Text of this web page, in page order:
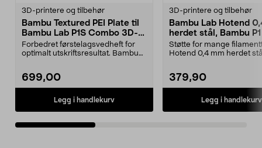
3D-printere og tilbehør
Bambu Textured PEI Plate til
Bambu Lab P1S Combo 3D-
skriver
Forbedret førstelagsvedheft for
optimalt utskriftsresultat. Bambu
699,00
Legg i handlekurv
3D-printere og tilbehør
Bambu Lab Hotend
herdet stål, Bambu
Støtte for mange
Hotend 0,4 mm herdet
379,90
Legg i handlekurv